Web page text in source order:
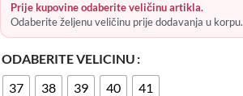
Prije kupovine odaberite veličinu artikla.
Odaberite željenu veličinu prije dodavanja u korpu.
ODABERITE VELICINU
37
38 39 40 41